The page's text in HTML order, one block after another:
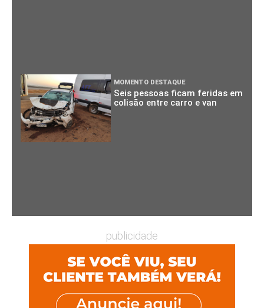
MOMENTO DESTAQUE
Seis pessoas ficam feridas em
colisão entre carro e van
publicidade